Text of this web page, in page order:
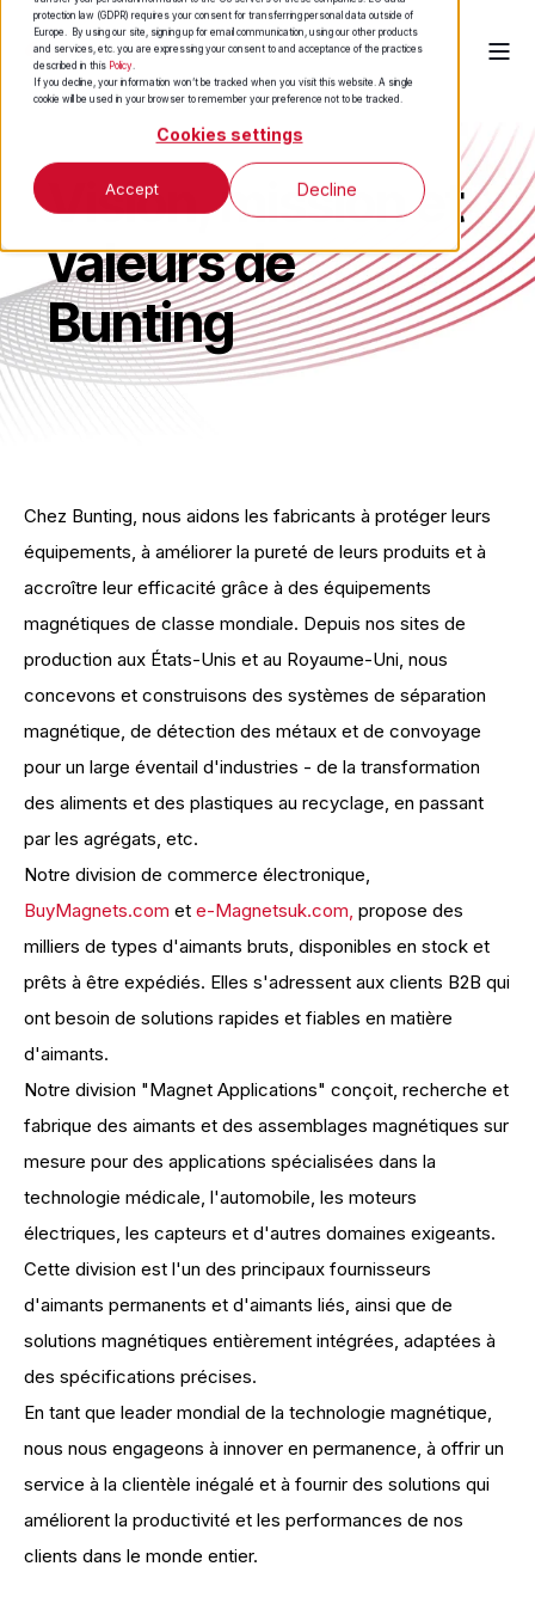
protection law (GDPR) requires your consent for transferring personal data outside of
Europe. By using our site, signing up for email communication, using our other products
and services, etc. you are expressing your consent to and acceptance of the practices
described in this Policy
If you decline, your information won’t be tracked when you visit this website. A single
cookie will be used in your browser to remember your preference not to be tracked.
Cookies settings
Accept Decline
Vision, mission et
valeurs de
Bunting
Chez Bunting, nous aidons les fabricants à protéger leurs
équipements, à améliorer la pureté de leurs produits et à
accroître leur efficacité grâce à des équipements
magnétiques de classe mondiale. Depuis nos sites de
production aux États-Unis et au Royaume-Uni, nous
concevons et construisons des systèmes de séparation
magnétique, de détection des métaux et de convoyage
pour un large éventail d'industries - de la transformation
des aliments et des plastiques au recyclage, en passant
par les agrégats, etc.
Notre division de commerce électronique,
BuyMagnets.com et e-Magnetsuk.com, propose des
milliers de types d'aimants bruts, disponibles en stock et
prêts à être expédiés. Elles s'adressent aux clients B2B qui
ont besoin de solutions rapides et fiables en matière
d'aimants.
Notre division "Magnet Applications" conçoit, recherche et
fabrique des aimants et des assemblages magnétiques sur
mesure pour des applications spécialisées dans la
technologie médicale, l'automobile, les moteurs
électriques, les capteurs et d'autres domaines exigeants.
Cette division est l'un des principaux fournisseurs
d'aimants permanents et d'aimants liés, ainsi que de
solutions magnétiques entièrement intégrées, adaptées à
des spécifications précises.
En tant que leader mondial de la technologie magnétique,
nous nous engageons à innover en permanence, à offrir un
service à la clientèle inégalé et à fournir des solutions qui
améliorent la productivité et les performances de nos
clients dans le monde entier.